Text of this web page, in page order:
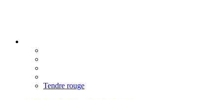
Tendre rouge